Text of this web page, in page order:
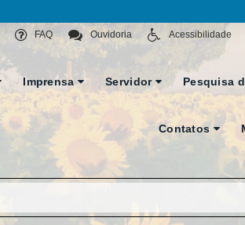
Acessibilidade
Ouvidoria
FAQ
Imprensa Servidor Pesquisa
Contatos